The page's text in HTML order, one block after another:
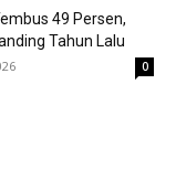
49 Persen,
Tahun Lalu
0